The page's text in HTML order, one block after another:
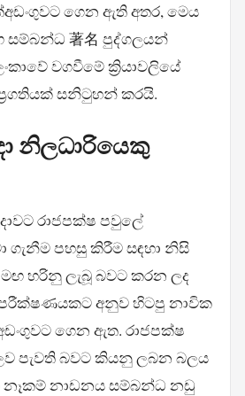
ගෙන ඇති අතර, මෙය
著名 පුද්ගලයන්
වගවීමේ ක්‍රියාවලියේ
සනිටුහන් කරයි.
නිලධාරියෙකු
රාජපක්ෂ පවුලේ
ගැනීම පහසු කිරීම සඳහා නිසි
මඟ හරිනු ලැබූ බවට කරන ලද
අනුව හිටපු නාවික
ගෙන ඇත. රාජපක්ෂ
පැවති බවට කියනු ලබන බලය
නෑකම් නාඩනය සම්බන්ධ නඩු